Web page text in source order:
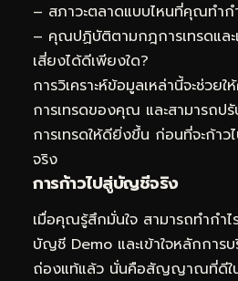
– สภาวะตลาดแบบไหนที่คุณทำก
– คุณปฏิบัติตามกฎการเทรดและ
เสี่ยงได้ดีเพียงใด?
การวิเคราะห์ข้อมูลเหล่านี้จะช่ว
การเทรดของคุณ และสามารถป
การเทรดให้ดียิ่งขึ้น ก่อนที่จะก้าว
จริง
การก้าวไปสู่บัญชีจริง
เมื่อคุณรู้สึกมั่นใจ สามารถทำกำไ
บัญชี Demo และเข้าใจหลักการ
ถ่องแท้แล้ว นั่นคือสัญญาณที่ดีใ